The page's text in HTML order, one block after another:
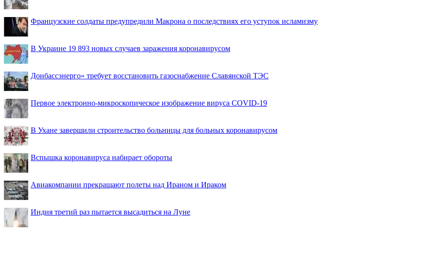
Французские солдаты предупредили Макрона о последствиях его уступок исламизму
В Украине 19 893 новых случаев заражения коронавирусом
Донбассэнерго» требует восстановить газоснабжение Славянской ТЭС
Первое электронно-микроскопическое изображение вируса COVID-19
В Ухане завершили строительство больницы для больных коронавирусом
Вспышка коронавируса набирает обороты
Авиакомпании прекращают полеты над Ираном и Ираком
Индия третий раз пытается высадиться на Луне